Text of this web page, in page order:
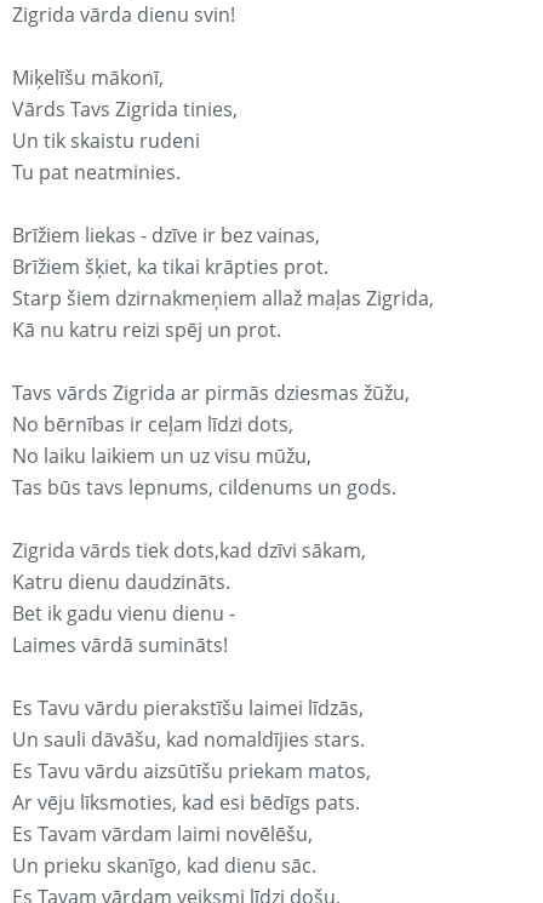
Zigrida vārda dienu svin!
Miķelīšu mākonī,
Vārds Tavs Zigrida tinies,
Un tik skaistu rudeni
Tu pat neatminies.
Brīžiem liekas - dzīve ir bez vainas,
Brīžiem šķiet, ka tikai krāpties prot.
Starp šiem dzirnakmeņiem allaž maļas Zigrida,
Kā nu katru reizi spēj un prot.
Tavs vārds Zigrida ar pirmās dziesmas žūžu,
No bērnības ir ceļam līdzi dots,
No laiku laikiem un uz visu mūžu,
Tas būs tavs lepnums, cildenums un gods.
Zigrida vārds tiek dots,kad dzīvi sākam,
Katru dienu daudzināts.
Bet ik gadu vienu dienu -
Laimes vārdā sumināts!
Es Tavu vārdu pierakstīšu laimei līdzās,
Un sauli dāvāšu, kad nomaldījies stars.
Es Tavu vārdu aizsūtīšu priekam matos,
Ar vēju līksmoties, kad esi bēdīgs pats.
Es Tavam vārdam laimi novēlēšu,
Un prieku skanīgo, kad dienu sāc.
Es Tavam vārdam veiksmi līdzi došu,